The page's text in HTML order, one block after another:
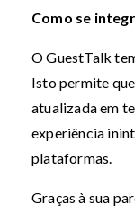
Como se
O GuestTalk
Isto permite
atualizada em
experiência
plataformas.
Graças à sua